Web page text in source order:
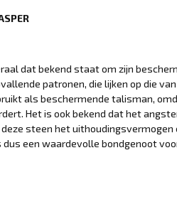
dat bekend staat om zijn
patronen, die lijken op die
als beschermende talisman,
Het is ook bekend dat het
steen het uithoudingsvermogen
een waardevolle bondgenoot